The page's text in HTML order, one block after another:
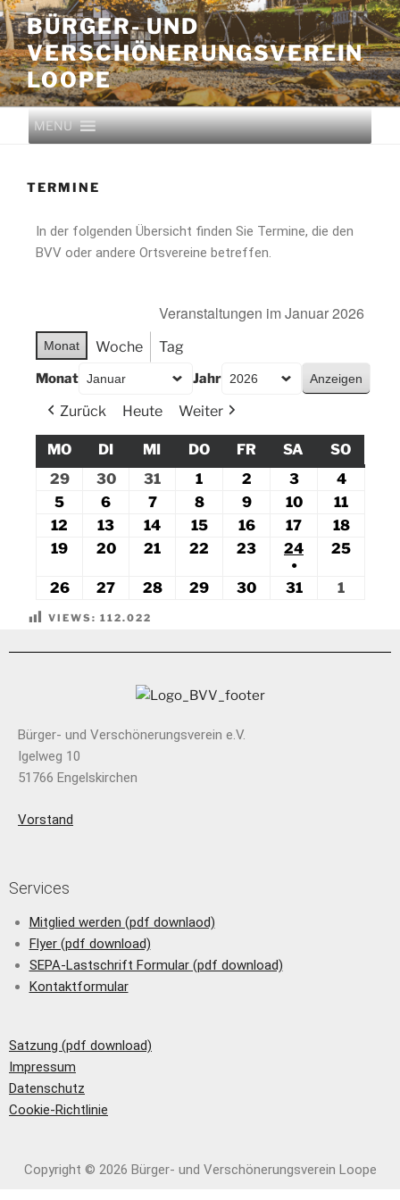
BÜRGER- UND
VERSCHÖNERUNGS­VEREIN
LOOPE
MENU
TERMINE
In der folgenden Übersicht finden Sie Termine, die den
BVV oder andere Ortsvereine betreffen.
Veranstaltungen im Januar 2026
Monat Woche Tag
Monat Jahr
Zurück Heute Weiter
MO DI MI DO FR SA
SO
29
30 31 1 2 3
4
5
6 7 8 9 10
11
12
13 14 15 16 17
18
19
20 21 22 23 24
●
25
26 27 28 29 30 31 1
VIEWS: 112.022
Bürger- und Verschönerungsverein e.V.
Igelweg 10
51766 Engelskirchen
Vorstand
Services
Mitglied werden (pdf downlaod)
Flyer (pdf download)
SEPA-Lastschrift Formular (pdf download)
Kontaktformular
Satzung (pdf download)
Impressum
Datenschutz
Cookie-Richtlinie
Copyright © 2026 Bürger- und Verschönerungs­verein Loope